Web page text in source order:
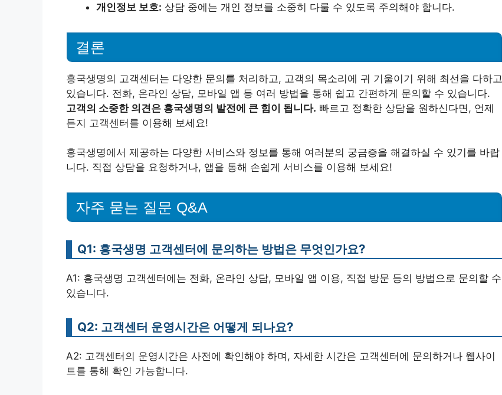
개인정보 보호: 상담 중에는 개인 정보를 소중히 다룰 수 있도록 주의해야 합니다.
결론
흥국생명의 고객센터는 다양한 문의를 처리하고, 고객의 목소리에 귀 기울이기 위해 최선을 다하고
있습니다. 전화, 온라인 상담, 모바일 앱 등 여러 방법을 통해 쉽고 간편하게 문의할 수 있습니다.
고객의 소중한 의견은 흥국생명의 발전에 큰 힘이 됩니다. 빠르고 정확한 상담을 원하신다면, 언제
든지 고객센터를 이용해 보세요!
흥국생명에서 제공하는 다양한 서비스와 정보를 통해 여러분의 궁금증을 해결하실 수 있기를 바랍
니다. 직접 상담을 요청하거나, 앱을 통해 손쉽게 서비스를 이용해 보세요!
자주 묻는 질문 Q&A
Q1: 흥국생명 고객센터에 문의하는 방법은 무엇인가요?
A1: 흥국생명 고객센터에는 전화, 온라인 상담, 모바일 앱 이용, 직접 방문 등의 방법으로 문의할 수
있습니다.
Q2: 고객센터 운영시간은 어떻게 되나요?
A2: 고객센터의 운영시간은 사전에 확인해야 하며, 자세한 시간은 고객센터에 문의하거나 웹사이
트를 통해 확인 가능합니다.